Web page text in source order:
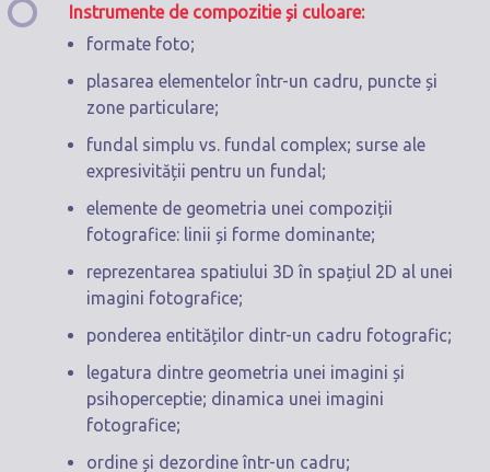
Instrumente de compozitie și culoare:
formate foto;
plasarea elementelor într-un cadru, puncte și
zone particulare;
fundal simplu vs. fundal complex; surse ale
expresivității pentru un fundal;
elemente de geometria unei compoziții
fotografice: linii și forme dominante;
reprezentarea spatiului 3D în spațiul 2D al unei
imagini fotografice;
ponderea entităților dintr-un cadru fotografic;
legatura dintre geometria unei imagini și
psihoperceptie; dinamica unei imagini
fotografice;
ordine și dezordine într-un cadru;